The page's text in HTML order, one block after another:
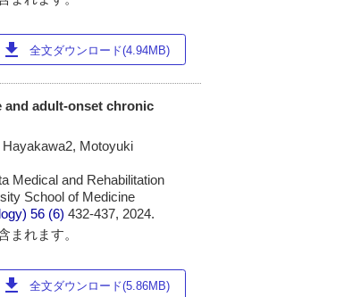
download 全文ダウンロード(4.94MB)
adult-onset chronic
Motoyuki
Medical and Rehabilitation
School of Medicine
56 (6)432-437, 2024.
まれます。
download 全文ダウンロード(5.86MB)